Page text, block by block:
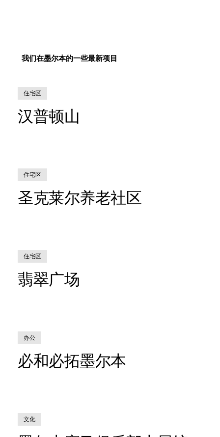
我们在墨尔本的一些最新项目
住宅区
汉普顿山
住宅区
圣克莱尔养老社区
住宅区
翡翠广场
办公
必和必拓墨尔本
文化